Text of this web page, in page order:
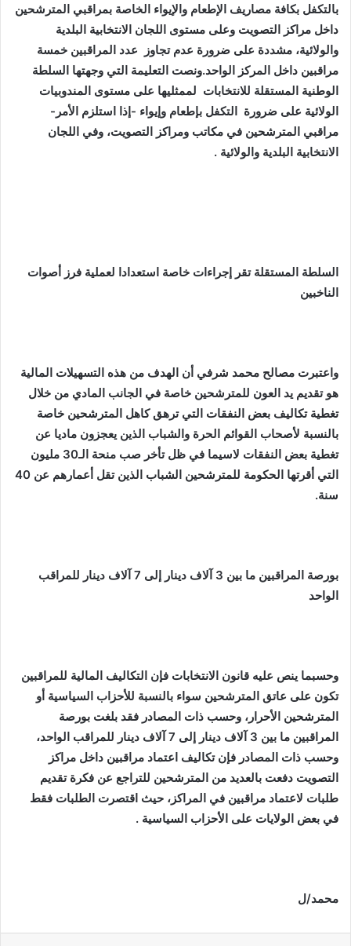
بالتكفل بكافة مصاريف الإطعام والإيواء الخاصة بمراقبي المترشحين
داخل مراكز التصويت وعلى مستوى اللجان الانتخابية البلدية
والولائية، مشددة على ضرورة عدم تجاوز عدد المراقبين خمسة
مراقبين داخل المركز الواحد.ونصت التعليمة التي وجهتها السلطة
الوطنية المستقلة للانتخابات لممثليها على مستوى المندوبيات
الولائية على ضرورة التكفل بإطعام وإيواء -إذا استلزم الأمر-
مراقبي المترشحين في مكاتب ومراكز التصويت، وفي اللجان
الانتخابية البلدية والولائية .
السلطة المستقلة تقر إجراءات خاصة استعدادا لعملية فرز أصوات
الناخبين
واعتبرت مصالح محمد شرفي أن الهدف من هذه التسهيلات المالية
هو تقديم يد العون للمترشحين خاصة في الجانب المادي من خلال
تغطية تكاليف بعض النفقات التي ترهق كاهل المترشحين خاصة
بالنسبة لأصحاب القوائم الحرة والشباب الذين يعجزون ماديا عن
تغطية بعض النفقات لاسيما في ظل تأخر صب منحة الـ30 مليون
التي أقرتها الحكومة للمترشحين الشباب الذين تقل أعمارهم عن 40
سنة.
بورصة المراقبين ما بين 3 آلاف دينار إلى 7 آلاف دينار للمراقب
الواحد
وحسبما ينص عليه قانون الانتخابات فإن التكاليف المالية للمراقبين
تكون على عاتق المترشحين سواء بالنسبة للأحزاب السياسية أو
المترشحين الأحرار، وحسب ذات المصادر فقد بلغت بورصة
المراقبين ما بين 3 آلاف دينار إلى 7 آلاف دينار للمراقب الواحد،
وحسب ذات المصادر فإن تكاليف اعتماد مراقبين داخل مراكز
التصويت دفعت بالعديد من المترشحين للتراجع عن فكرة تقديم
طلبات لاعتماد مراقبين في المراكز، حيث اقتصرت الطلبات فقط
في بعض الولايات على الأحزاب السياسية .
محمد/ل